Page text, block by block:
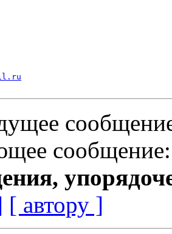
[ автору ]